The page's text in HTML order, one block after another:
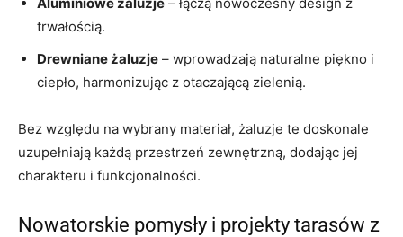
trwałością.
Drewniane żaluzje – wprowadzają naturalne piękno i
ciepło, harmonizując z otaczającą zielenią.
Bez względu na wybrany materiał, żaluzje te doskonale
uzupełniają każdą przestrzeń zewnętrzną, dodając jej
charakteru i funkcjonalności.
Nowatorskie pomysły i projekty tarasów z